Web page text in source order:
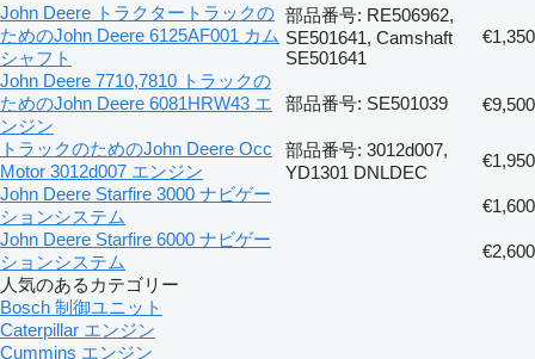
John Deere トラクタートラックの
ためのJohn Deere 6125AF001 カム
シャフト
部品番号: RE506962,
SE501641, Camshaft
SE501641
€1,350
John Deere 7710,7810 トラックの
ためのJohn Deere 6081HRW43 エ
ンジン
部品番号: SE501039 €9,500
トラックのためのJohn Deere Occ
Motor 3012d007 エンジン
部品番号: 3012d007,
YD1301 DNLDEC
€1,950
John Deere Starfire 3000 ナビゲー
ションシステム
€1,600
John Deere Starfire 6000 ナビゲー
ションシステム
€2,600
人気のあるカテゴリー
Bosch 制御ユニット
Caterpillar エンジン
Cummins エンジン